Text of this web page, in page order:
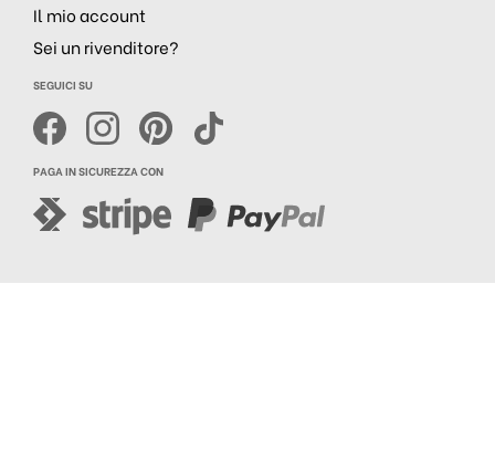
Il mio account
Sei un rivenditore?
SEGUICI SU
PAGA IN SICUREZZA CON